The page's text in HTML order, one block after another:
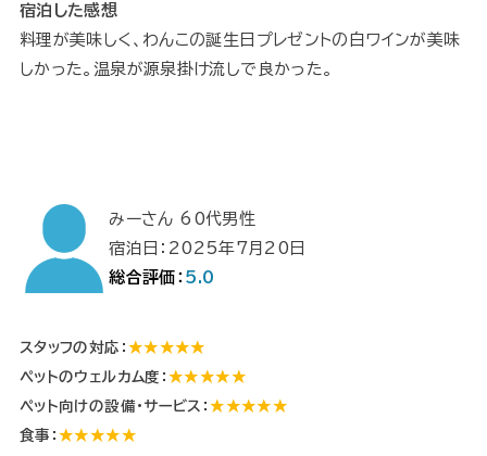
宿泊した感想
料理が美味しく、わんこの誕生日プレゼントの白ワインが美味
しかった。温泉が源泉掛け流しで良かった。
みーさん 60代男性
宿泊日：2025年7月20日
総合評価： 5.0
スタッフの対応： ★★★★★
ペットのウェルカム度：★★★★★
ペット向けの設備・サービス：★★★★★
食事：★★★★★